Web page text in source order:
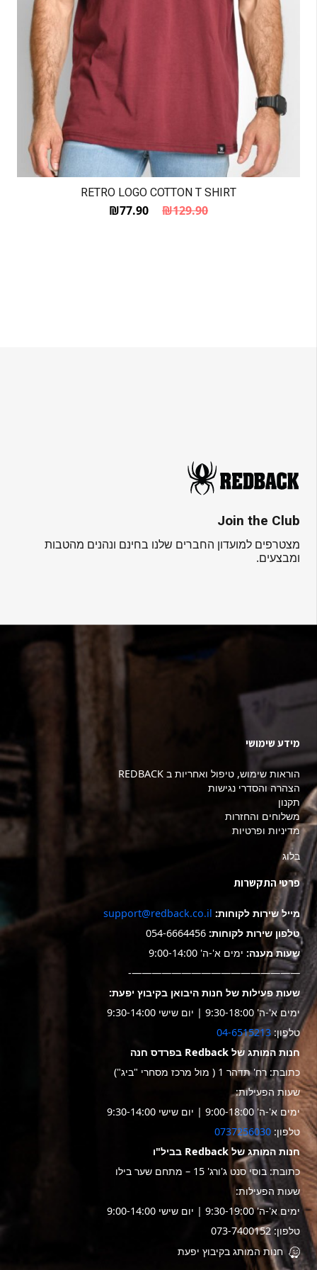
RETRO LOGO COTTON T SHIRT
₪129.90 המחיר המקורי היה: ₪129.90.
₪77.90
המחיר הנוכחי הוא: ₪77.90.
Join the Club
מצטרפים למועדון החברים שלנו בחינם ונהנים מהטבות
ומבצעים.
מידע שימושי
הוראות שימוש, טיפול ואחריות ב REDBACK
הצהרה והסדרי נגישות
תקנון
משלוחים והחזרות
מדיניות ופרטיות
בלוג
פרטי התקשרות
מייל שירות לקוחות: support@redback.co.il
טלפון שירות לקוחות: 054-6664456
שעות מענה: ימים א'-ה' 9:00-14:00
—————————————————-
שעות פעילות של חנות היבואן בקיבוץ יפעת:
ימים א'-ה' 9:30-18:00 | יום שישי 9:30-14:00
טלפון: 04-6515213
חנות המותג של Redback בפרדס חנה
כתובת: רח' תדהר 1 ( מול מרכז מסחרי "ביג")
שעות הפעילות:
ימים א'-ה' 9:00-18:00 | יום שישי 9:30-14:00
טלפון: 0737256030
חנות המותג של Redback בביל"ו
כתובת: בוסי סנט ג'ורג' 15 – מתחם שער בילו
שעות הפעילות:
ימים א'-ה' 9:30-19:00 | יום שישי 9:00-14:00
טלפון: 073-7400152
חנות המותג בקיבוץ יפעת